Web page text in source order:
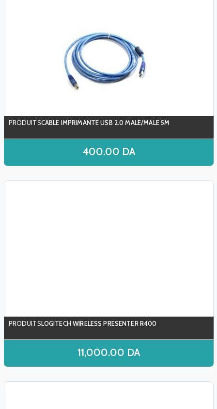
CABLE IMPRIMANTE USB 2.0 MALE/MALE 5M
400.00 DA
LOGITECH WIRELESS PRESENTER R400
11,000.00 DA